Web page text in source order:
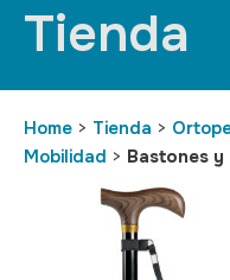
Tienda
Home > Tienda >
Mobilidad > Bastones